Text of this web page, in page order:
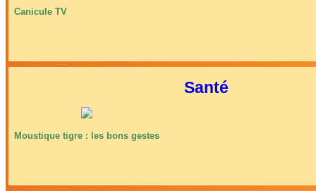
Canicule TV
Santé
Moustique tigre : les bons gestes